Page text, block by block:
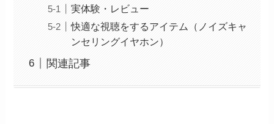
実体験・レビュー
快適な視聴をするアイテム（ノイズキャ
ンセリングイヤホン）
関連記事